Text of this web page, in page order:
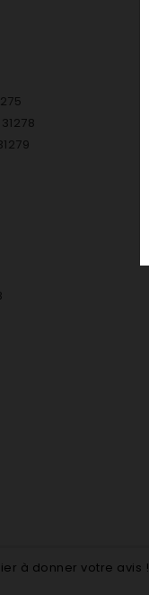
à donner votre avis !